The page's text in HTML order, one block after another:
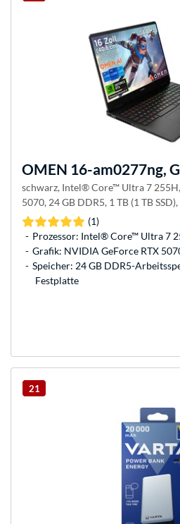
OMEN 16-am0277ng,
schwarz, Intel® Core™ Ultra 7
5070, 24 GB DDR5, 1 TB (1 TB
(1)
Prozessor: Intel® Core™ Ultra 7
Grafik: NVIDIA GeForce RTX
Speicher: 24 GB DDR5-
Festplatte
21